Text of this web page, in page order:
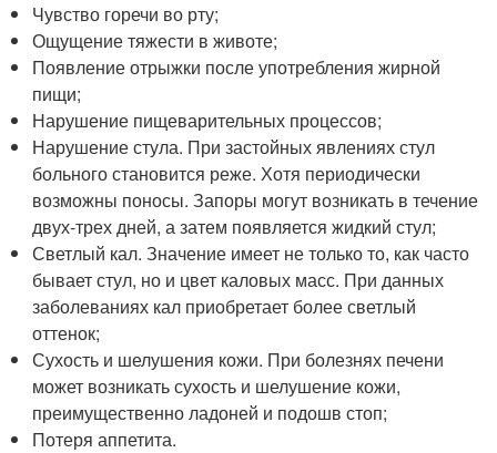
Чувство горечи во рту;
Ощущение тяжести в животе;
Появление отрыжки после употребления жирной
пищи;
Нарушение пищеварительных процессов;
Нарушение стула. При застойных явлениях стул
больного становится реже. Хотя периодически
возможны поносы. Запоры могут возникать в течение
двух-трех дней, а затем появляется жидкий стул;
Светлый кал. Значение имеет не только то, как часто
бывает стул, но и цвет каловых масс. При данных
заболеваниях кал приобретает более светлый
оттенок;
Сухость и шелушения кожи. При болезнях печени
может возникать сухость и шелушение кожи,
преимущественно ладоней и подошв стоп;
Потеря аппетита.